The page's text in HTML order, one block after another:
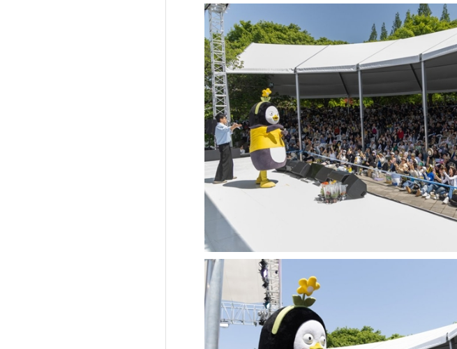
고양환경에너지시설(소각장) 소방
훈련 실시